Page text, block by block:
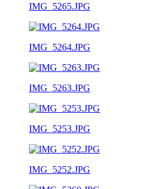
IMG_5265.JPG
IMG_5264.JPG
IMG_5263.JPG
IMG_5253.JPG
IMG_5252.JPG